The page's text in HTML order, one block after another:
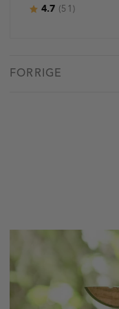
Karakter:
4.7 (51)
FORRIGE